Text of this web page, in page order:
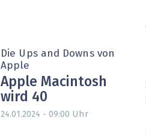
Die Ups and Downs von
Apple
Apple Macintosh
wird 40
24.01.2024 - 09:00 Uhr